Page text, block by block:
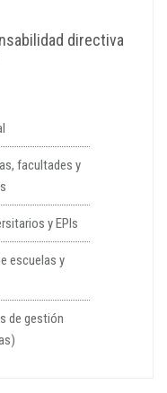
directiva
facultades y
y EPIs
escuelas y
de gestión